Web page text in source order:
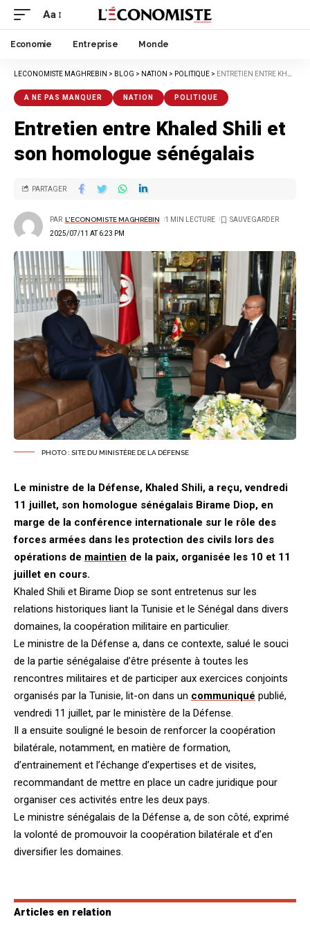
Aa
Economie Entreprise Monde
LECONOMISTE MAGHREBIN > BLOG > NATION > POLITIQUE > ENTRETIEN ENTRE KHALED SHILI ET SON HOMOLOGUE SÉNÉGALAIS
A NE PAS MANQUER NATION POLITIQUE
Entretien entre Khaled Shili et
son homologue sénégalais
2025/07/11 AT 6:23 PM
PAR L'ECONOMISTE MAGHRÉBIN 1 MIN LECTURE
PARTAGER
PHOTO : SITE DU MINISTÈRE DE LA DÉFENSE
Le ministre de la Défense, Khaled Shili, a reçu, vendredi
11 juillet, son homologue sénégalais Birame Diop, en
marge de la conférence internationale sur le rôle des
forces armées dans les protection des civils lors des
opérations de maintien de la paix, organisée les 10 et 11
juillet en cours.
Khaled Shili et Birame Diop se sont entretenus sur les
relations historiques liant la Tunisie et le Sénégal dans divers
domaines, la coopération militaire en particulier.
Le ministre de la Défense a, dans ce contexte, salué le souci
de la partie sénégalaise d’être présente à toutes les
rencontres militaires et de participer aux exercices conjoints
organisés par la Tunisie, lit-on dans un communiqué publié,
vendredi 11 juillet, par le ministère de la Défense.
Il a ensuite souligné le besoin de renforcer la coopération
bilatérale, notamment, en matière de formation,
d’entrainement et l’échange d’expertises et de visites,
recommandant de mettre en place un cadre juridique pour
organiser ces activités entre les deux pays.
Le ministre sénégalais de la Défense a, de son côté, exprimé
la volonté de promouvoir la coopération bilatérale et d’en
diversifier les domaines.
Articles en relation